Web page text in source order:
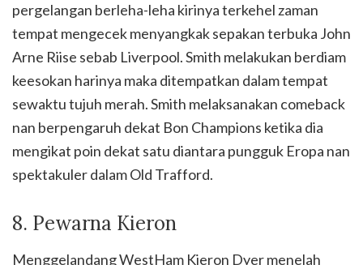
pergelangan berleha-leha kirinya terkehel zaman
tempat mengecek menyangkak sepakan terbuka John
Arne Riise sebab Liverpool. Smith melakukan berdiam
keesokan harinya maka ditempatkan dalam tempat
sewaktu tujuh merah. Smith melaksanakan comeback
nan berpengaruh dekat Bon Champions ketika dia
mengikat poin dekat satu diantara pungguk Eropa nan
spektakuler dalam Old Trafford.
8. Pewarna Kieron
Menggelandang WestHam Kieron Dyer menelah